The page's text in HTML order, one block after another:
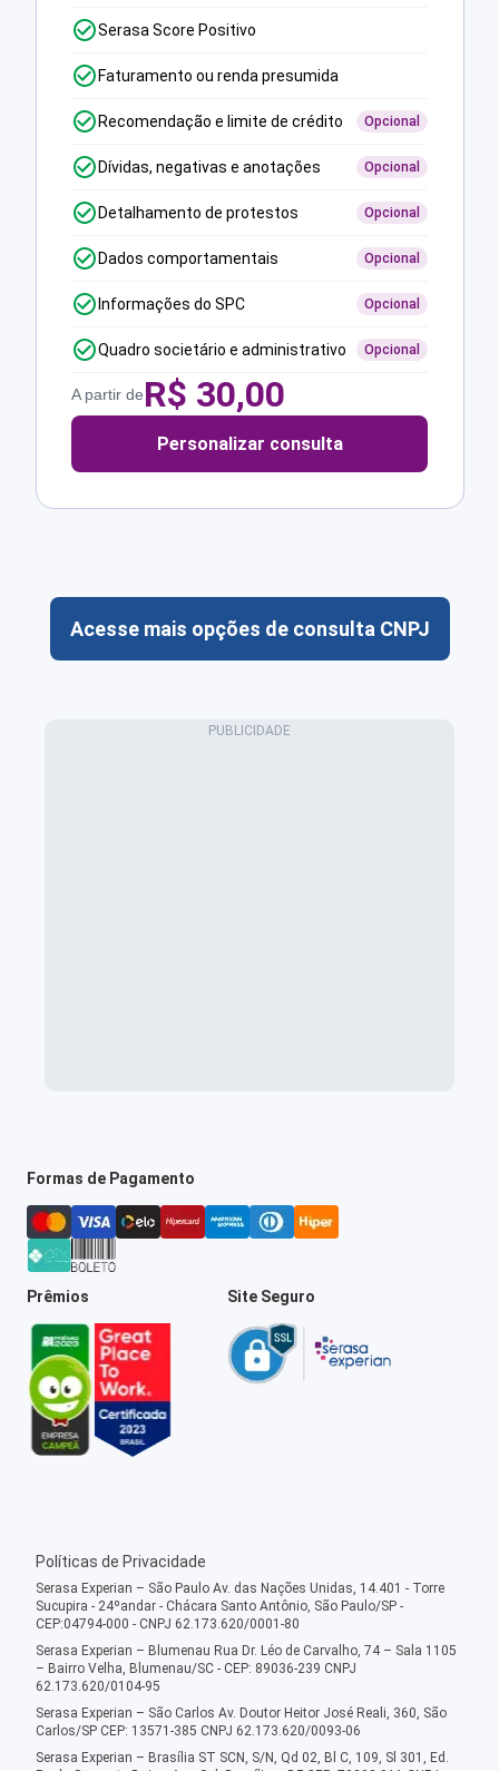
Serasa Score Positivo
Faturamento ou renda presumida
Recomendação e limite de crédito Opcional
Dívidas, negativas e anotações Opcional
Detalhamento de protestos Opcional
Dados comportamentais Opcional
Informações do SPC Opcional
Quadro societário e administrativo Opcional
A partir deR$ 30,00
Personalizar consulta
Acesse mais opções de consulta CNPJ
Formas de Pagamento
Prêmios Site Seguro
Políticas de Privacidade
Serasa Experian – São Paulo Av. das Nações Unidas, 14.401 - Torre
Sucupira - 24ºandar - Chácara Santo Antônio, São Paulo/SP -
CEP:04794-000 - CNPJ 62.173.620/0001-80
Serasa Experian – Blumenau Rua Dr. Léo de Carvalho, 74 – Sala 1105
– Bairro Velha, Blumenau/SC - CEP: 89036-239 CNPJ
62.173.620/0104-95
Serasa Experian – São Carlos Av. Doutor Heitor José Reali, 360, São
Carlos/SP CEP: 13571-385 CNPJ 62.173.620/0093-06
Serasa Experian – Brasília ST SCN, S/N, Qd 02, Bl C, 109, Sl 301, Ed.